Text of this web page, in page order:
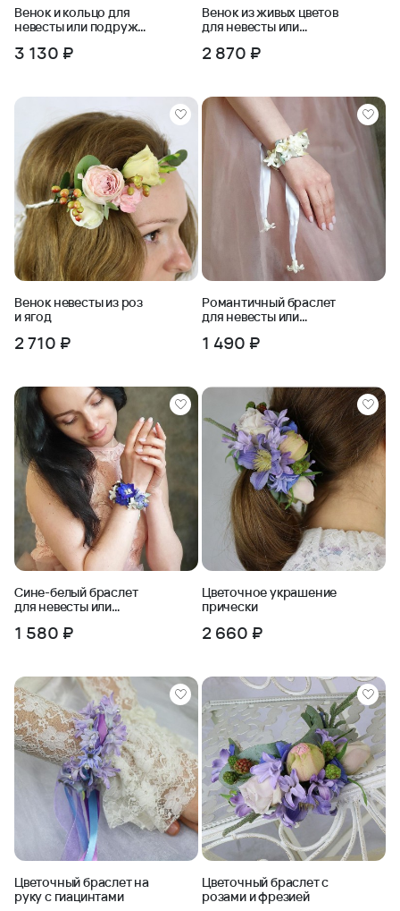
Венок и кольцо для
невесты или подружек
Океана
3 130 ₽
Венок из живых цветов
для невесты или
2 870 ₽
Венок невесты из роз
и ягод
2 710 ₽
Романтичный браслет
для невесты или
1 490 ₽
Сине-белый браслет
для невесты или
Лазурит
1 580 ₽
Цветочное украшение
прически
2 660 ₽
Цветочный браслет на
руку с гиацинтами
Цветочный браслет с
розами и фрезией